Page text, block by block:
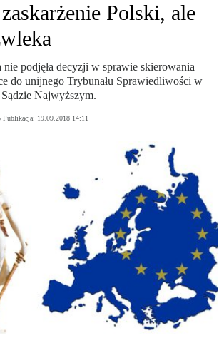
Polski, ale
podjęła decyzji w sprawie skierowania
do unijnego Trybunału Sprawiedliwości w
Najwyższym.
Publikacja: 19.09.2018 14:11